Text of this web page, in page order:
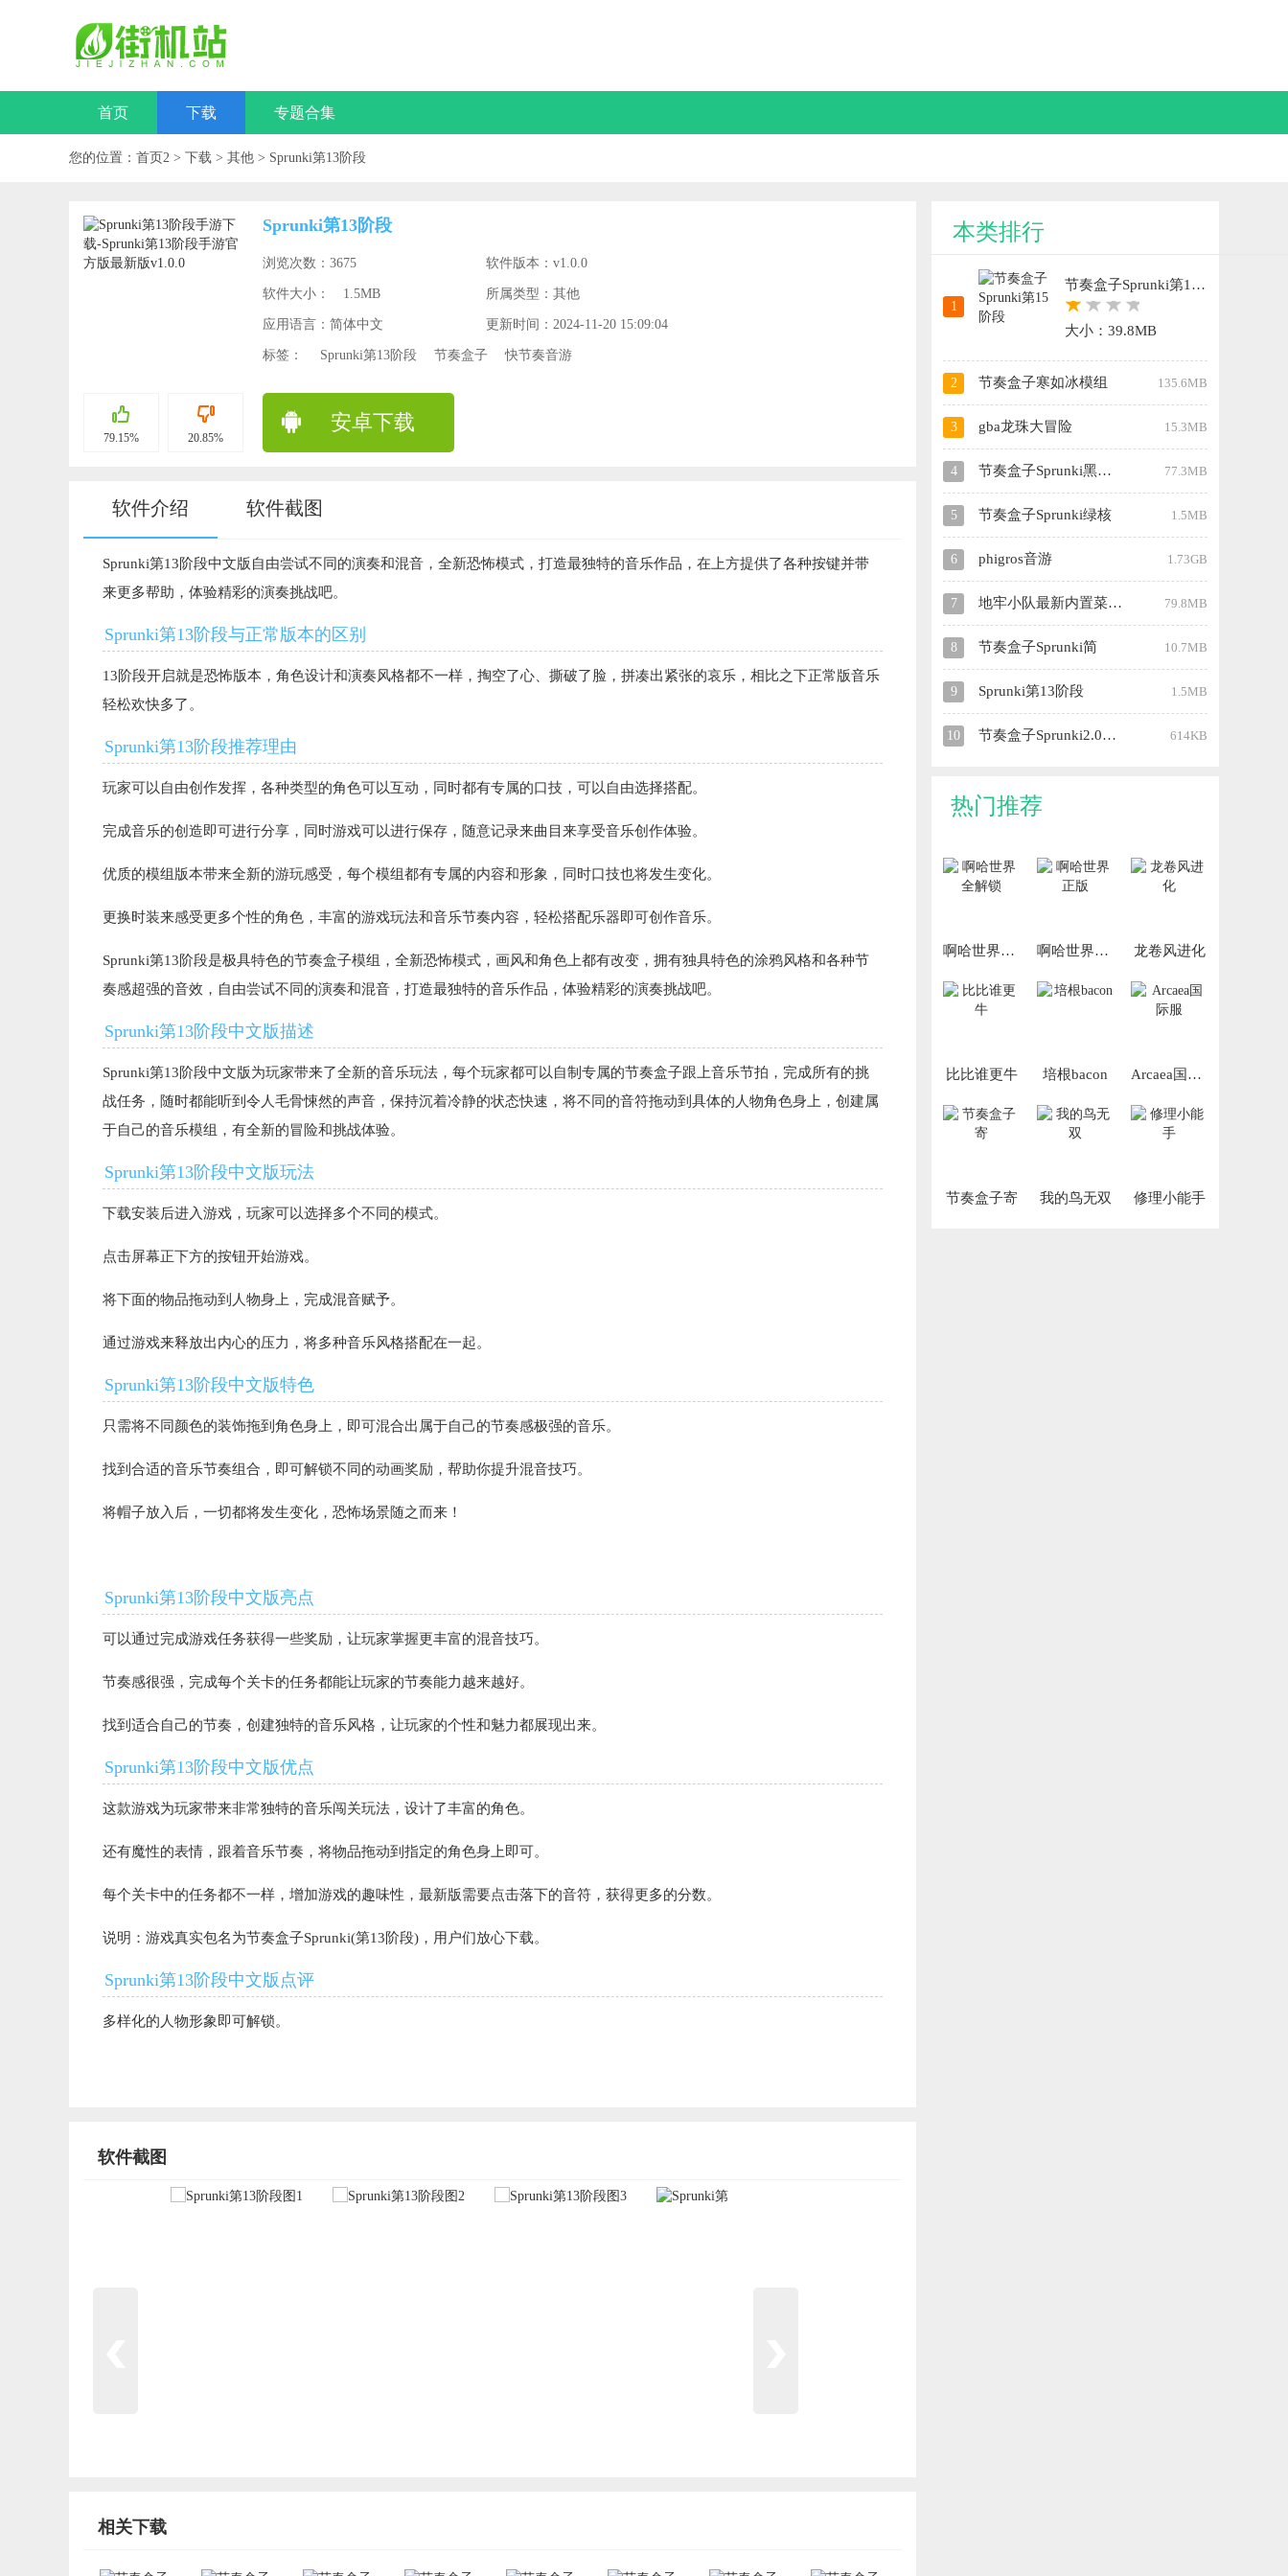
首页 下载 专题合集
您的位置： 首页2 > 下载 > 其他 > Sprunki第13阶段
79.15% 20.85%
Sprunki第13阶段
浏览次数：3675 软件版本：v1.0.0
软件大小： 1.5MB 所属类型：其他
应用语言：简体中文 更新时间：2024-11-20 15:09:04
标签： Sprunki第13阶段 节奏盒子 快节奏音游
安卓下载
软件介绍 软件截图
Sprunki第13阶段中文版自由尝试不同的演奏和混音，全新恐怖模式，打造最独特的音乐作品，在上方提供了各种按键并带
来更多帮助，体验精彩的演奏挑战吧。
Sprunki第13阶段与正常版本的区别
13阶段开启就是恐怖版本，角色设计和演奏风格都不一样，掏空了心、撕破了脸，拼凑出紧张的哀乐，相比之下正常版音乐
轻松欢快多了。
Sprunki第13阶段推荐理由
玩家可以自由创作发挥，各种类型的角色可以互动，同时都有专属的口技，可以自由选择搭配。
完成音乐的创造即可进行分享，同时游戏可以进行保存，随意记录来曲目来享受音乐创作体验。
优质的模组版本带来全新的游玩感受，每个模组都有专属的内容和形象，同时口技也将发生变化。
更换时装来感受更多个性的角色，丰富的游戏玩法和音乐节奏内容，轻松搭配乐器即可创作音乐。
Sprunki第13阶段是极具特色的节奏盒子模组，全新恐怖模式，画风和角色上都有改变，拥有独具特色的涂鸦风格和各种节
奏感超强的音效，自由尝试不同的演奏和混音，打造最独特的音乐作品，体验精彩的演奏挑战吧。
Sprunki第13阶段中文版描述
Sprunki第13阶段中文版为玩家带来了全新的音乐玩法，每个玩家都可以自制专属的节奏盒子跟上音乐节拍，完成所有的挑
战任务，随时都能听到令人毛骨悚然的声音，保持沉着冷静的状态快速，将不同的音符拖动到具体的人物角色身上，创建属
于自己的音乐模组，有全新的冒险和挑战体验。
Sprunki第13阶段中文版玩法
下载安装后进入游戏，玩家可以选择多个不同的模式。
点击屏幕正下方的按钮开始游戏。
将下面的物品拖动到人物身上，完成混音赋予。
通过游戏来释放出内心的压力，将多种音乐风格搭配在一起。
Sprunki第13阶段中文版特色
只需将不同颜色的装饰拖到角色身上，即可混合出属于自己的节奏感极强的音乐。
找到合适的音乐节奏组合，即可解锁不同的动画奖励，帮助你提升混音技巧。
将帽子放入后，一切都将发生变化，恐怖场景随之而来！
Sprunki第13阶段中文版亮点
可以通过完成游戏任务获得一些奖励，让玩家掌握更丰富的混音技巧。
节奏感很强，完成每个关卡的任务都能让玩家的节奏能力越来越好。
找到适合自己的节奏，创建独特的音乐风格，让玩家的个性和魅力都展现出来。
Sprunki第13阶段中文版优点
这款游戏为玩家带来非常独特的音乐闯关玩法，设计了丰富的角色。
还有魔性的表情，跟着音乐节奏，将物品拖动到指定的角色身上即可。
每个关卡中的任务都不一样，增加游戏的趣味性，最新版需要点击落下的音符，获得更多的分数。
说明：游戏真实包名为节奏盒子Sprunki(第13阶段)，用户们放心下载。
Sprunki第13阶段中文版点评
多样化的人物形象即可解锁。
软件截图
相关下载
本类排行
1
节奏盒子Sprunki第15阶段
大小：39.8MB
2 节奏盒子寒如冰模组 135.6MB
3 gba龙珠大冒险 15.3MB
4 节奏盒子Sprunki黑夜模式 77.3MB
5 节奏盒子Sprunki绿核 1.5MB
6 phigros音游 1.73GB
7 地牢小队最新内置菜单全解锁汉化 79.8MB
8 节奏盒子Sprunki简 10.7MB
9 Sprunki第13阶段 1.5MB
10 节奏盒子Sprunki2.0模组 614KB
热门推荐
啊哈世界全解锁 啊哈世界正版 龙卷风进化
比比谁更牛 培根bacon Arcaea国际服
节奏盒子寄 我的鸟无双 修理小能手